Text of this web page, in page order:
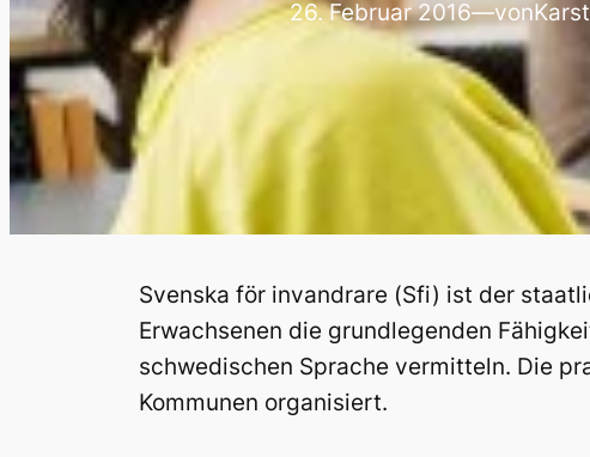
26. Februar 2016—von
Svenska för invandrare (Sfi) ist der
Erwachsenen die grundlegenden
schwedischen Sprache vermitteln. Die
Kommunen organisiert.